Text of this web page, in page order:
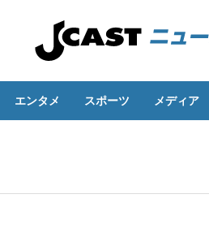
エンタメ スポーツ メディア